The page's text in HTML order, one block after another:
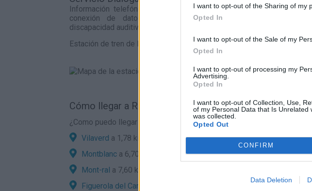
I want to opt-out of the Sharing of my
Opted In
I want to opt-out of the Sale of my
Opted In
I want to opt-out of processing my
Advertising.
Opted In
I want to opt-out of Collection, Use,
of my Personal Data that Is Unrelated
was collected.
Opted Out
CONFIRM
Data Deletion
Información telefónica de Adif a través de móvil con
conexión de datos para personas sordas y con
discapacidad auditiva.
Estación de tren de La plana de picamoixons en el mapa
Cómo llegar a Riba por carretera:
¿Como puedo llegar en coche a Riba desde localidades cercanas?
Vilaverd a 1,78 kilómetros Alcovera
Montblanc a 6,70 kilómetros Vallsa 6,87
Mont-ral a 7,60 kilómetros
Figuerola del Camp
a